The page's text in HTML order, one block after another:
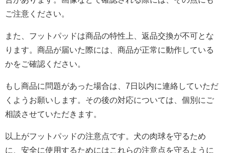
ご注意ください。
また、フットパッドは商品の特性上、返品交換が不可とな
ります。商品が届いた際には、商品が正常に動作している
かをご確認ください。
もし商品に問題があった場合は、7日以内に連絡していただ
くようお願いします。その後の対応については、個別にご
相談させていただきます。
以上がフットパッドの注意点です。犬の肉球を守るため
に、安全に使用するためにはこれらの注意点を守るように